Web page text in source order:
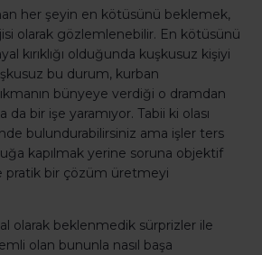
her şeyin en kötüsünü beklemek,
olarak gözlemlenebilir. En kötüsünü
kırıklığı olduğunda kuşkusuz kişiyi
bu durum, kurban
bünyeye verdiği o dramdan
bir işe yaramıyor. Tabii ki olası
bulundurabilirsiniz ama işler ters
kapılmak yerine soruna objektif
pratik bir çözüm üretmeyi
olarak beklenmedik sürprizler ile
olan bununla nasıl başa